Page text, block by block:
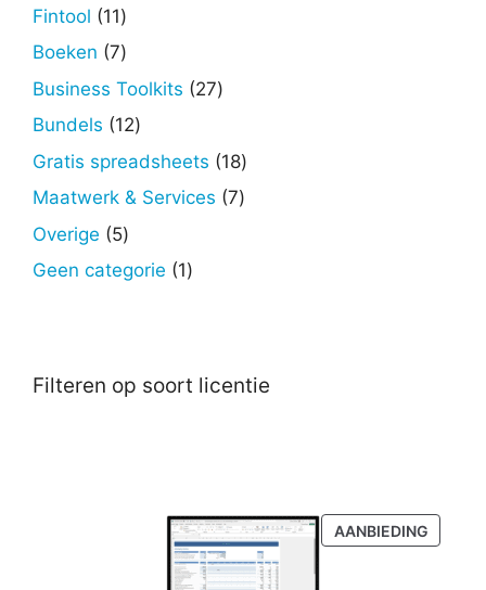
Fintool 1111
producten
Boeken 77
producten
Business Toolkits 2727
Bundels 1212
producten
Gratis spreadsheets 1818
producten
Maatwerk & Services 77
Overige 55
producten
Geen categorie 11
Filteren op soort licentie
AANBIEDING
IN